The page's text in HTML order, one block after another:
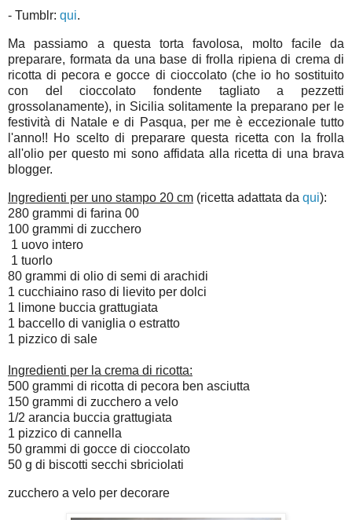
- Tumblr: qui.
Ma passiamo a questa torta favolosa, molto facile da
preparare, formata da una base di frolla ripiena di crema di
ricotta di pecora e gocce di cioccolato (che io ho sostituito
con del cioccolato fondente tagliato a pezzetti
grossolanamente), in Sicilia solitamente la preparano per le
festività di Natale e di Pasqua, per me è eccezionale tutto
l'anno!! Ho scelto di preparare questa ricetta con la frolla
all'olio per questo mi sono affidata alla ricetta di una brava
blogger.
Ingredienti per uno stampo 20 cm (ricetta adattata da qui):
280 grammi di farina 00
100 grammi di zucchero
1 uovo intero
1 tuorlo
80 grammi di olio di semi di arachidi
1 cucchiaino raso di lievito per dolci
1 limone buccia grattugiata
1 baccello di vaniglia o estratto
1 pizzico di sale
Ingredienti per la crema di ricotta:
500 grammi di ricotta di pecora ben asciutta
150 grammi di zucchero a velo
1/2 arancia buccia grattugiata
1 pizzico di cannella
50 grammi di gocce di cioccolato
50 g di biscotti secchi sbriciolati
zucchero a velo per decorare